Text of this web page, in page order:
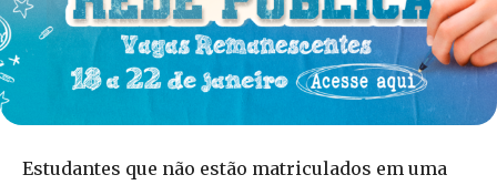
Estudantes que não estão matriculados em uma